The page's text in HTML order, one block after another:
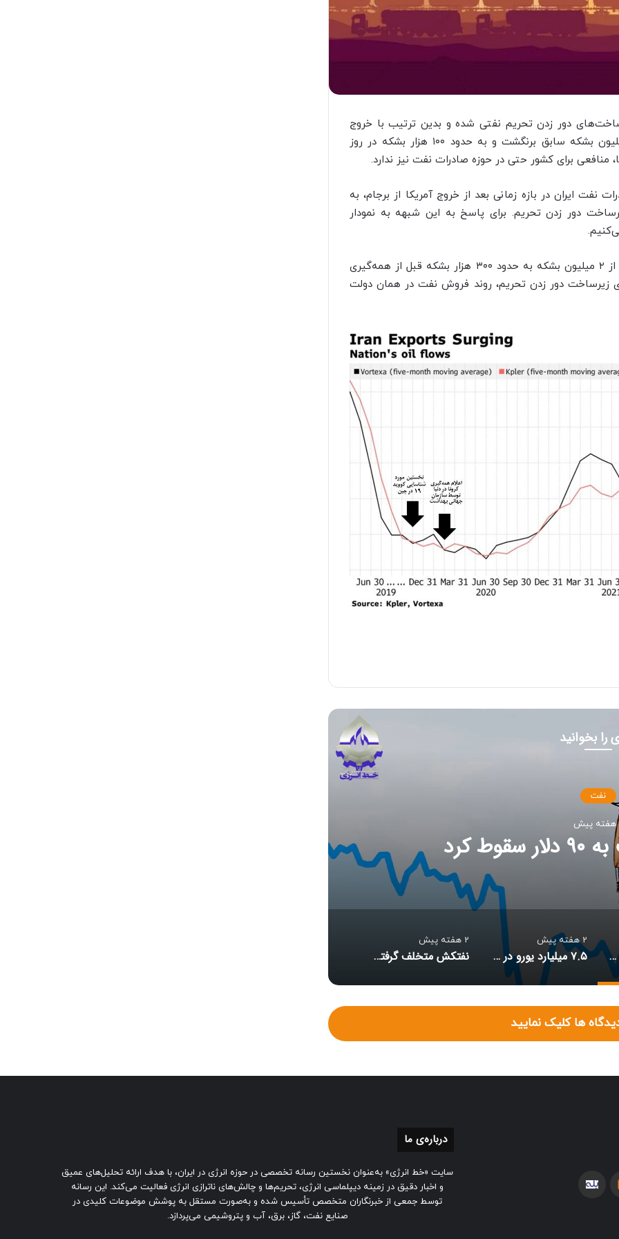
دور زدن تحریم نفتی شده و بدین ترتیب با خروج
آمریکا از این توافق، صادرات نفت ایران به یک میلیون بشکه سابق برنگشت و به حدود ۱۰۰ هزار بشکه در روز
منافعی برای کشور حتی در حوزه صادرات نفت نیز ندارد.
نفت ایران در بازه زمانی بعد از خروج آمریکا از برجام، به
دور زدن تحریم. برای پاسخ به این شبهه به نمودار
طبق نمودار واضح است که افت صادرات نفت ایران از ۲ میلیون بشکه به حدود ۳۰۰ هزار بشکه قبل از همه‌گیری
زیرساخت دور زدن تحریم، روند فروش نفت در همان دولت
را بخوانید
نفت
کرد
قیمت نفت برنت به ۹۰ دلار سقوط کرد
2 هفته پیش
۷.۵ میلیارد یورو در پرونده تراستی‌ها به بیت المال بازگشت
2 هفته پیش
نفتکش متخلف گرفتار مین شد
ها کلیک نمایید
ایتا
درباره‌ی ما
سایت «خط انرژی» به‌عنوان نخستین رسانه تخصصی در حوزه انرژی در ایران، با هدف ارائه تحلیل‌های عمیق
و اخبار دقیق در زمینه دیپلماسی انرژی، تحریم‌ها و چالش‌های ناترازی انرژی فعالیت می‌کند. این رسانه
توسط جمعی از خبرنگاران متخصص تأسیس شده و به‌صورت مستقل به پوشش موضوعات کلیدی در
صنایع نفت، گاز، برق، آب و پتروشیمی می‌پردازد.